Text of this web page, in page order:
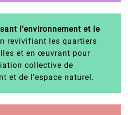
l’environnement et le
revivifiant les quartiers
et en œuvrant pour
collective de
et de l’espace naturel.